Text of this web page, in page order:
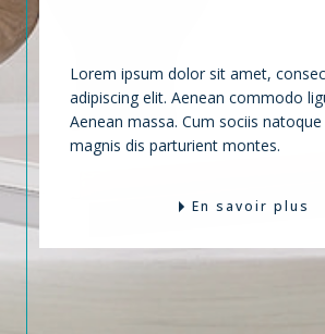
Lorem ipsum dolor sit amet,
adipiscing elit. Aenean commodo
Aenean massa. Cum sociis natoque